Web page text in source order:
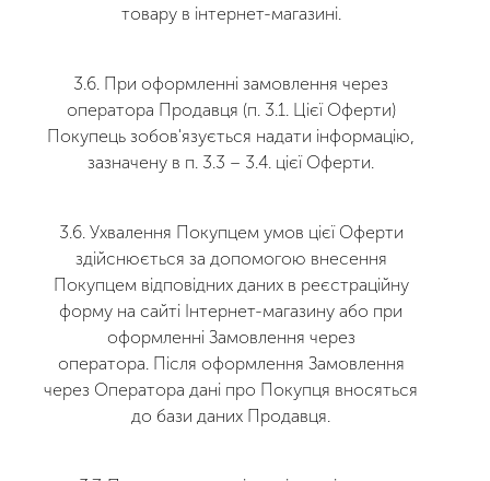
товару в інтернет-магазині.
3.6. При оформленні замовлення через
оператора Продавця (п. 3.1. Цієї Оферти)
Покупець зобов'язується надати інформацію,
зазначену в п. 3.3 – 3.4. цієї Оферти.
3.6. Ухвалення Покупцем умов цієї Оферти
здійснюється за допомогою внесення
Покупцем відповідних даних в реєстраційну
форму на сайті Інтернет-магазину або при
оформленні Замовлення через
оператора. Після оформлення Замовлення
через Оператора дані про Покупця вносяться
до бази даних Продавця.